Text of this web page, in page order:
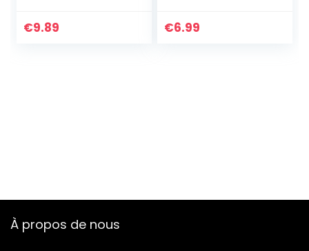
enseignement)
€9.89
Débutant,
€6.99
À propos de nous